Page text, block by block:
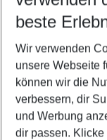
2 Erwachsene
beste
Wir verwenden
unsere Webseite
können wir die
verbessern, dir
und Werbung
dir passen. Klicke